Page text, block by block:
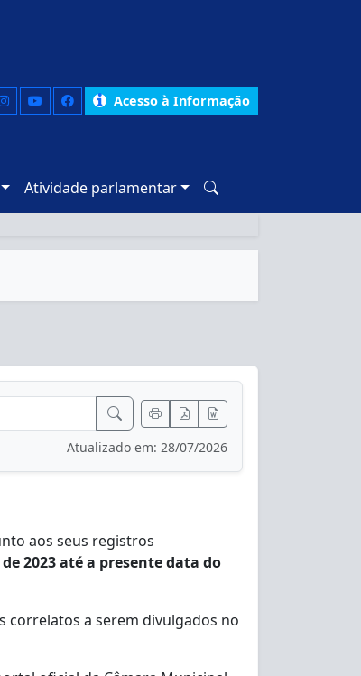
Acesso à Informação
Atividade parlamentar
Atualizado em: 28/07/2026
aos seus registros
2023 até a presente data do
correlatos a serem divulgados no